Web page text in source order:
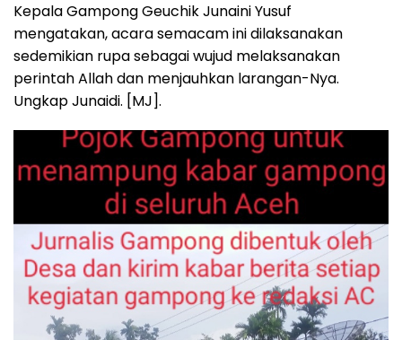
Kepala Gampong Geuchik Junaini Yusuf
mengatakan, acara semacam ini dilaksanakan
sedemikian rupa sebagai wujud melaksanakan
perintah Allah dan menjauhkan larangan-Nya.
Ungkap Junaidi. [MJ].